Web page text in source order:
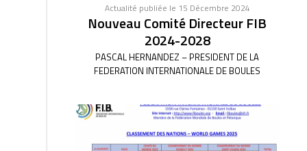
Actualité publiée le 15 Décembre 2024
Nouveau Comité Directeur FIB
2024-2028
PASCAL HERNANDEZ – PRESIDENT DE LA
FEDERATION INTERNATIONALE DE BOULES